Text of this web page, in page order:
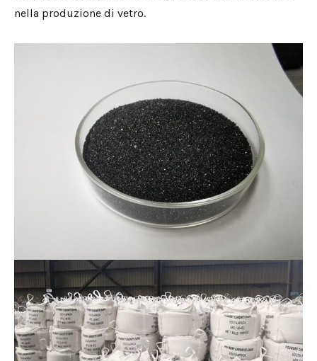
nella produzione di vetro.